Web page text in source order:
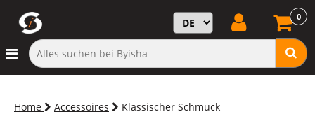
0
Home Accessoires Klassischer Schmuck